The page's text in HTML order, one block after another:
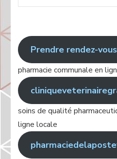
:
Prendre rendez-
pharmacie communale en
soins de qualité
ligne locale